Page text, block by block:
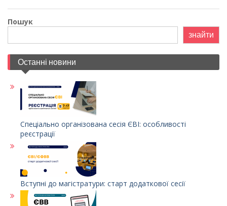
Пошук
знайти
Останні новини
Спеціально організована сесія ЄВІ: особливості
реєстрації
Вступні до магістратури: старт додаткової сесії